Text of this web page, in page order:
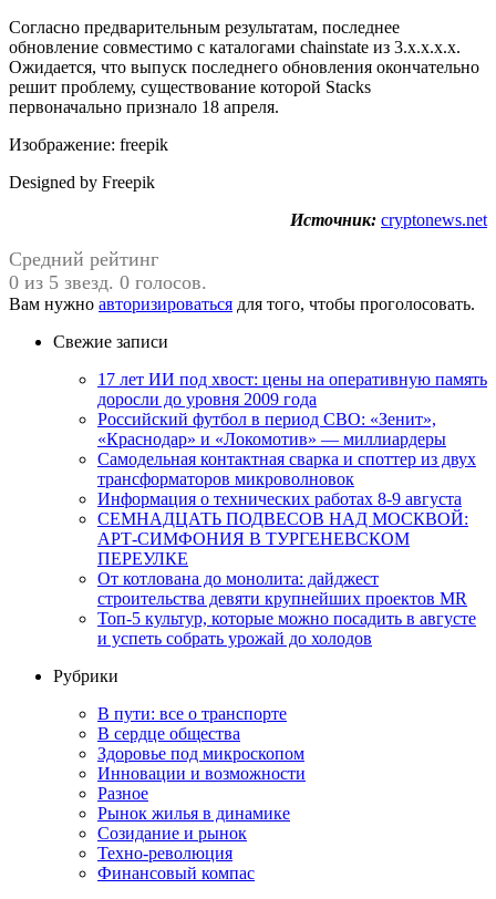
Согласно предварительным результатам, последнее
обновление совместимо с каталогами chainstate из 3.x.x.x.x.
Ожидается, что выпуск последнего обновления окончательно
решит проблему, существование которой Stacks
первоначально признало 18 апреля.
Изображение: freepik
Designed by Freepik
Источник: cryptonews.net
Средний рейтинг
0 из 5 звезд. 0 голосов.
Вам нужно авторизироваться для того, чтобы проголосовать.
Свежие записи
17 лет ИИ под хвост: цены на оперативную память
доросли до уровня 2009 года
Российский футбол в период СВО: «Зенит»,
«Краснодар» и «Локомотив» — миллиардеры
Самодельная контактная сварка и споттер из двух
трансформаторов микроволновок
Информация о технических работах 8-9 августа
СЕМНАДЦАТЬ ПОДВЕСОВ НАД МОСКВОЙ:
АРТ-СИМФОНИЯ В ТУРГЕНЕВСКОМ
ПЕРЕУЛКЕ
От котлована до монолита: дайджест
строительства девяти крупнейших проектов MR
Топ-5 культур, которые можно посадить в августе
и успеть собрать урожай до холодов
Рубрики
В пути: все о транспорте
В сердце общества
Здоровье под микроскопом
Инновации и возможности
Разное
Рынок жилья в динамике
Созидание и рынок
Техно-революция
Финансовый компас